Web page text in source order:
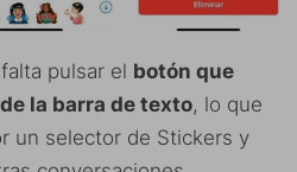
pulsar el botón que
la barra de texto, lo que
un selector de Stickers y